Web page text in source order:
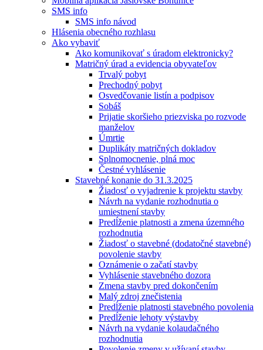
SMS info
SMS info návod
Hlásenia obecného rozhlasu
Ako vybaviť
Ako komunikovať s úradom elektronicky?
Matričný úrad a evidencia obyvateľov
Trvalý pobyt
Prechodný pobyt
Osvedčovanie listín a podpisov
Sobáš
Prijatie skoršieho priezviska po rozvode
manželov
Úmrtie
Duplikáty matričných dokladov
Splnomocnenie, plná moc
Čestné vyhlásenie
Stavebné konanie do 31.3.2025
Žiadosť o vyjadrenie k projektu stavby
Návrh na vydanie rozhodnutia o
umiestnení stavby
Predĺženie platnosti a zmena územného
rozhodnutia
Žiadosť o stavebné (dodatočné stavebné)
povolenie stavby
Oznámenie o začatí stavby
Vyhlásenie stavebného dozora
Zmena stavby pred dokončením
Malý zdroj znečistenia
Predĺženie platnosti stavebného povolenia
Predĺženie lehoty výstavby
Návrh na vydanie kolaudačného
rozhodnutia